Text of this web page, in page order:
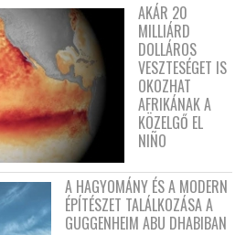
AKÁR 20
MILLIÁRD
DOLLÁROS
VESZTESÉGET IS
OKOZHAT
AFRIKÁNAK A
KÖZELGŐ EL
NIÑO
A HAGYOMÁNY ÉS A MODERN
ÉPÍTÉSZET TALÁLKOZÁSA A
GUGGENHEIM ABU DHABIBAN